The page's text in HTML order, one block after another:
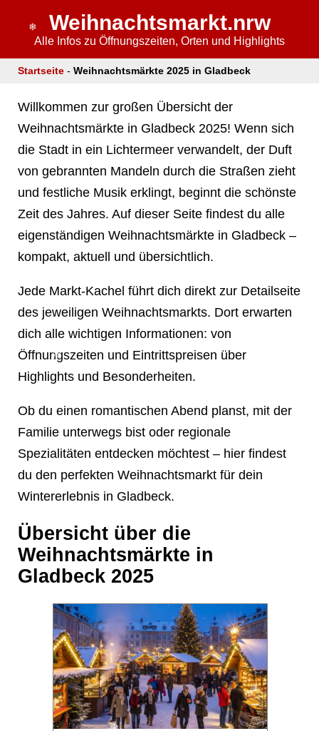
Weihnachtsmarkt.nrw
Alle Infos zu Öffnungszeiten, Orten und Highlights
Startseite - Weihnachtsmärkte 2025 in Gladbeck
Willkommen zur großen Übersicht der
Weihnachtsmärkte in Gladbeck 2025! Wenn sich
die Stadt in ein Lichtermeer verwandelt, der Duft
von gebrannten Mandeln durch die Straßen zieht
und festliche Musik erklingt, beginnt die schönste
Zeit des Jahres. Auf dieser Seite findest du alle
eigenständigen Weihnachtsmärkte in Gladbeck –
kompakt, aktuell und übersichtlich.
Jede Markt-Kachel führt dich direkt zur Detailseite
des jeweiligen Weihnachtsmarkts. Dort erwarten
dich alle wichtigen Informationen: von
Öffnungszeiten und Eintrittspreisen über
Highlights und Besonderheiten.
Ob du einen romantischen Abend planst, mit der
Familie unterwegs bist oder regionale
Spezialitäten entdecken möchtest – hier findest
du den perfekten Weihnachtsmarkt für dein
Wintererlebnis in Gladbeck.
Übersicht über die
Weihnachtsmärkte in
Gladbeck 2025
❄
❄
❄
❄